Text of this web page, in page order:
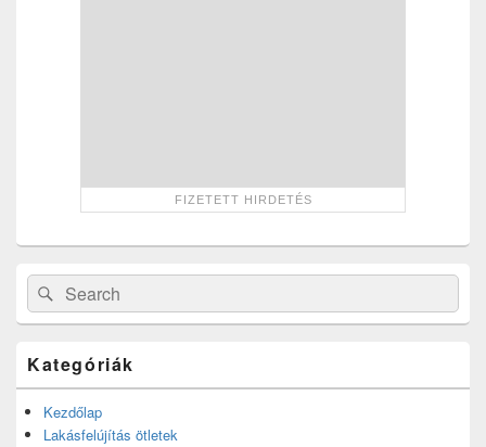
Search
for:
Search
Kategóriák
Kezdőlap
Lakásfelújítás ötletek